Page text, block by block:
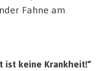
Fahne am
keine Krankheit!“